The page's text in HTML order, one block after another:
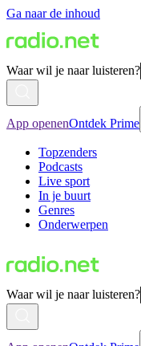
Ga naar de inhoud
Waar wil je naar luisteren?
App openenOntdek Prime
Topzenders
Podcasts
Live sport
In je buurt
Genres
Onderwerpen
Waar wil je naar luisteren?